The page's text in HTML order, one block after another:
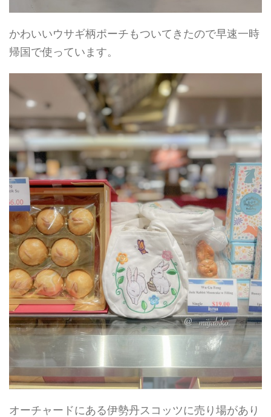
かわいいウサギ柄ポーチもついてきたので早速一時
帰国で使っています。
オーチャードにある伊勢丹スコッツに売り場があり